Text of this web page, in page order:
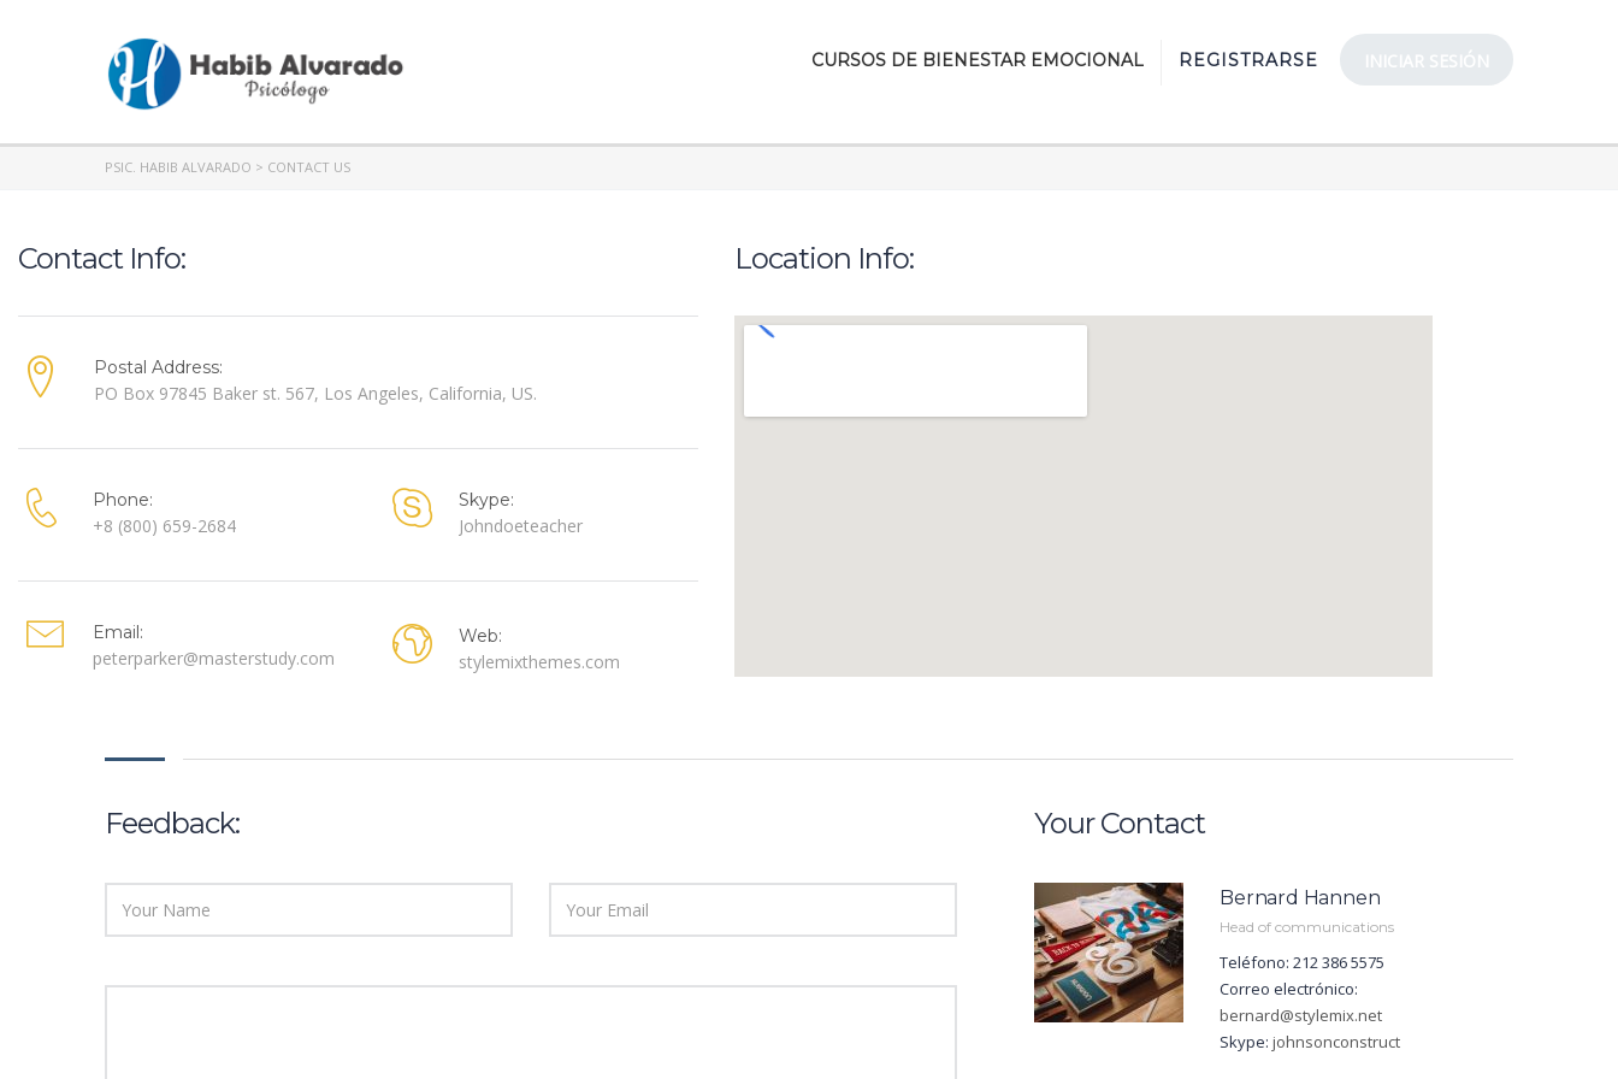
REGISTRARSE INICIAR SESIÓN
CURSOS DE BIENESTAR EMOCIONAL
PSIC. HABIB ALVARADO > CONTACT US
Contact Info:
Postal Address:
PO Box 97845 Baker st. 567, Los Angeles, California, US.
Phone:
+8 (800) 659-2684
Skype:
Johndoeteacher
Email:
peterparker@masterstudy.com
Web:
stylemixthemes.com
Location Info:
Feedback: Your Contact
Bernard Hannen
Head of communications
Teléfono: 212 386 5575
Correo electrónico:
bernard@stylemix.net
Skype:johnsonconstruct